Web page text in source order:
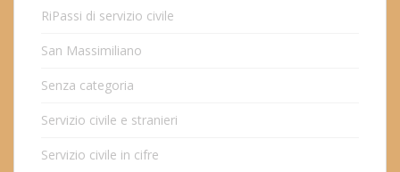
RiPassi di servizio civile
San Massimiliano
Senza categoria
Servizio civile e stranieri
Servizio civile in cifre